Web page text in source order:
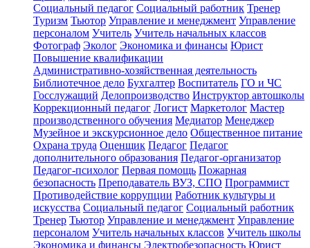
Социальный педагог Социальный работник Тренер
Туризм Тьютор Управление и менеджмент Управление
персоналом Учитель Учитель начальных классов
Фотограф Эколог Экономика и финансы Юрист
Повышение квалификации
Административно-хозяйственная деятельность
Библиотечное дело Бухгалтер Воспитатель ГО и ЧС
Госслужащий Делопроизводство Инструктор автошколы
Коррекционный педагог Логист Маркетолог Мастер
производственного обучения Медиатор Менеджер
Музейное и экскурсионное дело Общественное питание
Охрана труда Оценщик Педагог Педагог
дополнительного образования Педагог-организатор
Педагог-психолог Первая помощь Пожарная
безопасность Преподаватель ВУЗ, СПО Программист
Противодействие коррупции Работник культуры и
искусства Социальный педагог Социальный работник
Тренер Тьютор Управление и менеджмент Управление
персоналом Учитель начальных классов Учитель школы
Экономика и финансы Электробезопасность Юрист